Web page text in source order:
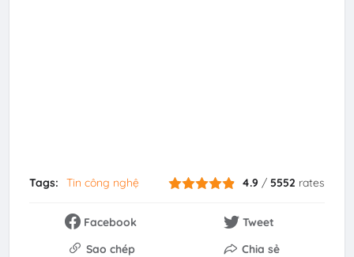
Tags: Tin công nghệ 4.9 /5552 rates
Facebook
Tweet
Sao chép
Chia sẻ